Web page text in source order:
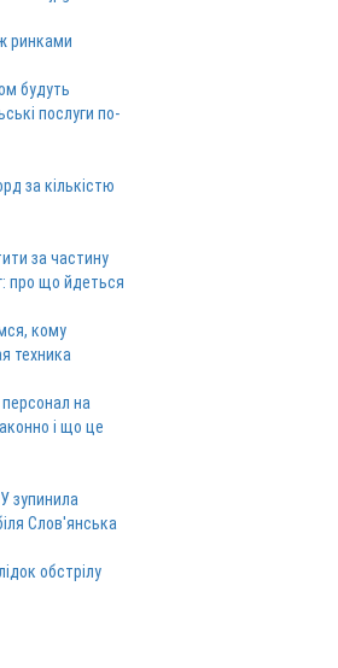
ринками
будуть
послуги по-
за кількістю
за частину
про що йдеться
кому
техника
персонал на
і що це
зупинила
Слов'янська
обстрілу